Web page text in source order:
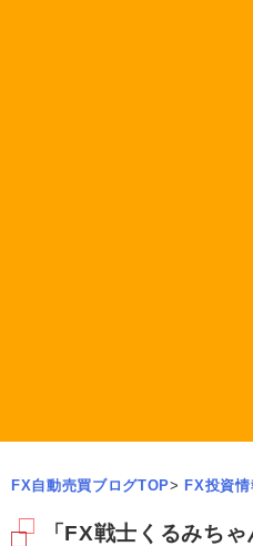
FX自動売買ブログTOP> FX投資
「FX戦士くるみち